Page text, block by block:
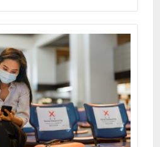
У цій статті ми докладно
клімату та температуру
на найпопулярніших